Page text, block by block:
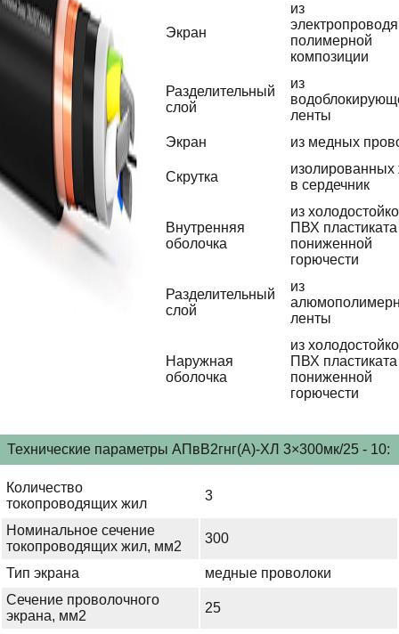
Экран
из
полимерной
композиции
Разделительный
слой
из
ленты
Экран
из медных
Скрутка
изолированных
в сердечник
Внутренняя
оболочка
из
ПВХ пластиката
пониженной
горючести
Разделительный
слой
из
ленты
Наружная
оболочка
из
ПВХ пластиката
пониженной
горючести
Технические параметры АПвВ2гнг(А)-ХЛ 3×300мк/25 - 10:
Количество
токопроводящих жил
3
Номинальное сечение
токопроводящих жил, мм2
300
Тип экрана
медные проволоки
Сечение проволочного
экрана, мм2
25